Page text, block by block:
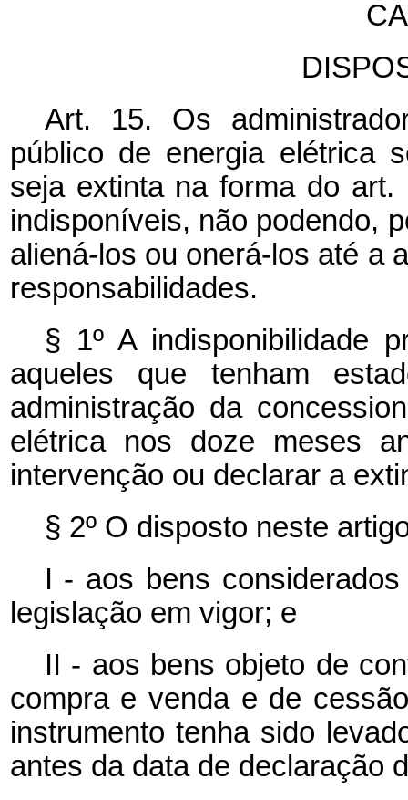
Art. 15. Os
público de energia elétrica
seja extinta na forma do
indisponíveis, não podendo,
aliená-los ou onerá-los até a
responsabilidades.
§ 1º A indisponibilidade
aqueles que tenham
administração da
elétrica nos doze meses
intervenção ou declarar a
§ 2º O disposto neste
I - aos bens
legislação em vigor; e
II - aos bens objeto de
compra e venda e de
instrumento tenha sido
antes da data de declaração